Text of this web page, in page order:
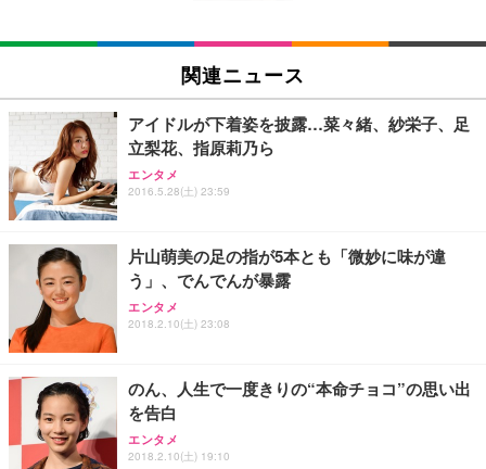
SIHOO B100 オフィスチェア／デスクチェア メッシ
ュチェア 人間工学 疲れない ブラック
￥27,999
Sezlife オフィスチェア デスクチェア 疲れない テレ
ワーク チェア 強化バックレスト 30度ロッキング機
能 人間工学 椅子 腰サポート 90度跳ね上げ式アーム
ョン PCチェア 通気性メッシュ ゲーミング/勉強/事
務用 おしゃれ パソコンチェア (ブラック)
Sezlife オフィスチェア デスクチェア 疲れない テレ
ワーク チェア 強化バックレスト 30度ロッキング機
能 人間工学 椅子 腰サポート 90度跳ね上げ式アーム
務用 おしゃれ パソコンチェア (ホワイト)
ANDWINT オフィスチェア デスクチェア 肘なし メ
ッシュ 通気性 ランバーサポート付き 腰サポート ガ
ス圧無段階昇降 360度回転 キャスター付き コンパク
EIZO ビジネス向けプレミアムモニター | FlexScan
￥109,572
【純正品】27"ゲーミングモニター DualSense 充電
フック付き（CFI-ZDM1J）
【整備済み品】Dell E2724HS 27インチ 液晶モニタ
ー フルHD（1920×1080）VA 非光沢 HDMI/DisplayP
ort/VGA スピーカー内蔵 高さ調整 スイベル VESA対
【MiniLED/24.5inch/280Hz/FHD】GRAPHT THE S
HOOTER Gaming Monitor 24” Essential ゲーミン
グモニター QD 24.5インチ 1ms FHD 量子ドット 残
Amazonベーシック ペットシーツ 厚型 ワイド 42枚
x2袋(84枚) ホワイト(吸収面:ライトブルー)
￥3,234
ネオ・ルーライフ ネオ・オムツ L 中型犬用 26枚入
り 単品
Smart Basic(スマートベーシック) 【Amazon.co.jp
限定】 Smart Basic アイリスオーヤマ ペットシーツ
超厚型 お徳用 ワイド 100枚入 (x 1) (ケース販売)
アイリスオーヤマ ペットシーツ 超厚型 お徳用 レギ
ュラー 200枚入【Amazon.co.jp限定】
関連ニュース
アイドルが下着姿を披露…菜々緒、紗栄子、足
立梨花、指原莉乃ら
エンタメ
2016.5.28(土) 23:59
片山萌美の足の指が5本とも「微妙に味が違
う」、でんでんが暴露
エンタメ
2018.2.10(土) 23:08
のん、人生で一度きりの“本命チョコ”の思い出
を告白
エンタメ
2018.2.10(土) 19:10